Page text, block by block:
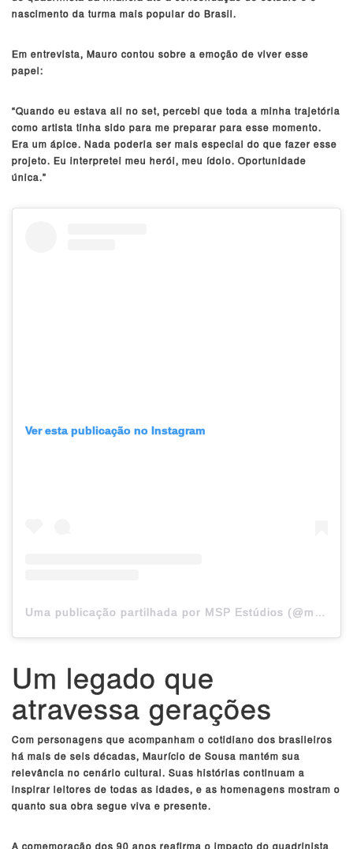
nascimento da turma mais popular do Brasil.
Em entrevista, Mauro contou sobre a emoção de viver esse
papel:
“Quando eu estava ali no set, percebi que toda a minha trajetória
como artista tinha sido para me preparar para esse momento.
Era um ápice. Nada poderia ser mais especial do que fazer esse
projeto. Eu interpretei meu herói, meu ídolo. Oportunidade
única.”
Ver esta publicação no Instagram
Uma publicação partilhada por MSP Estúdios (@mspestudios)
Um legado que
atravessa gerações
Com personagens que acompanham o cotidiano dos brasileiros
há mais de seis décadas, Maurício de Sousa mantém sua
relevância no cenário cultural. Suas histórias continuam a
inspirar leitores de todas as idades, e as homenagens mostram o
quanto sua obra segue viva e presente.
A comemoração dos 90 anos reafirma o impacto do quadrinista